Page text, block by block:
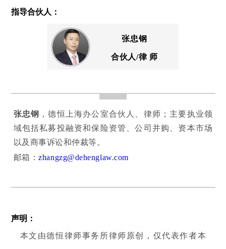
指导合伙人：
张忠钢
合伙人/律 师
张忠钢 ，德恒上海办公室合伙人、律师；主要执业领
域包括私募投融资和保险资管、公司并购、资本市场
以及商事诉讼和仲裁等。
邮箱：zhangzg@dehenglaw.com
声明：
本文由德恒律师事务所律师原创，仅代表作者本